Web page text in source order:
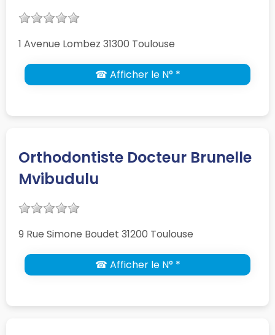
1 Avenue Lombez 31300 Toulouse
☎ Afficher le N° *
Orthodontiste Docteur Brunelle
Mvibudulu
9 Rue Simone Boudet 31200 Toulouse
☎ Afficher le N° *